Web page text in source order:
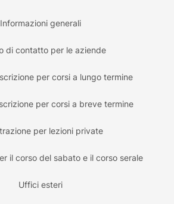
Informazioni generali
di contatto per le aziende
per corsi a lungo termine
per corsi a breve termine
per lezioni private
il corso del sabato e il corso serale
Uffici esteri